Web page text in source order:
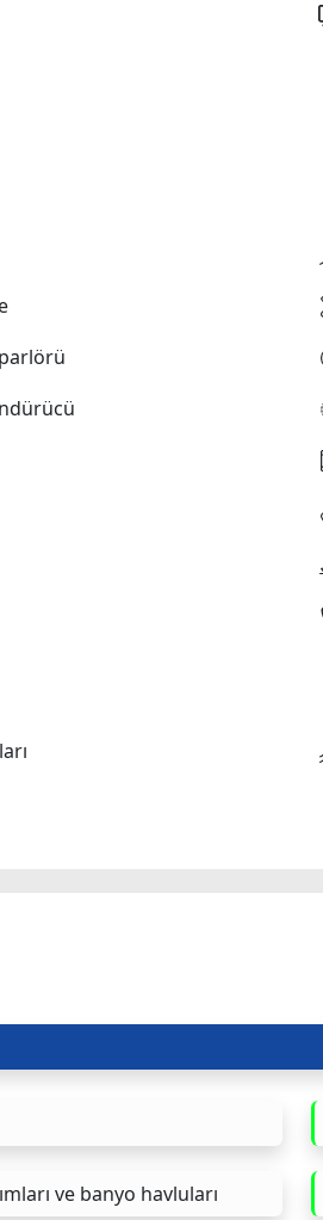
ve banyo havluları